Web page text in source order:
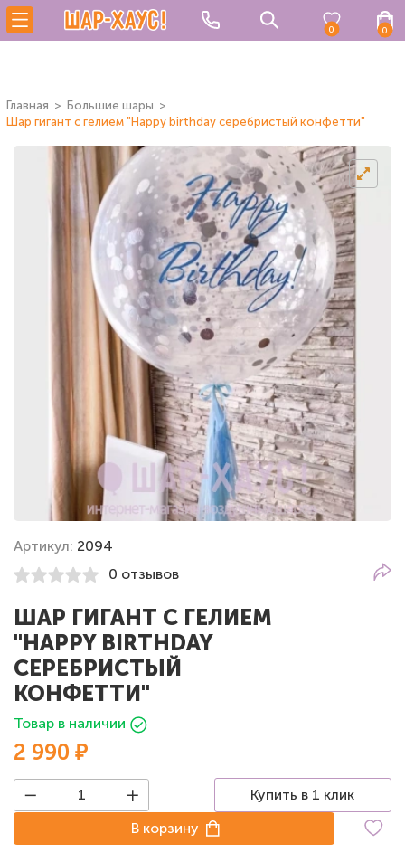
0 0
Главная
Большие шары
Шар гигант с гелием "Happy birthday серебристый конфетти"
Артикул: 2094
0 отзывов
ШАР ГИГАНТ С ГЕЛИЕМ
"HAPPY BIRTHDAY
СЕРЕБРИСТЫЙ
КОНФЕТТИ"
Товар в наличии
2 990 ₽
Купить в 1 клик
В корзину